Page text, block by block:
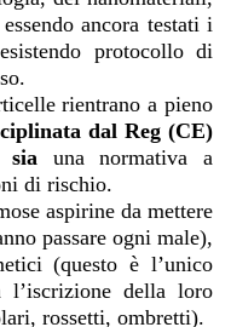
ancora testati i
protocollo di
rientrano a pieno
dal Reg (CE)
sia una normativa a
di rischio.
aspirine da mettere
passare ogni male),
(questo è l’unico
della loro
rossetti, ombretti).